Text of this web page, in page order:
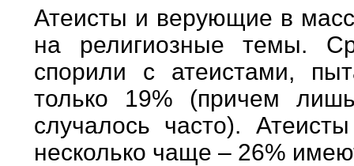
Атеисты и верующие в
на религиозные темы.
спорили с атеистами,
только 19% (причем
случалось часто).
несколько чаще – 26%